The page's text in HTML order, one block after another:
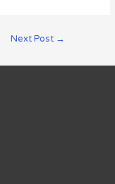
Next Post →